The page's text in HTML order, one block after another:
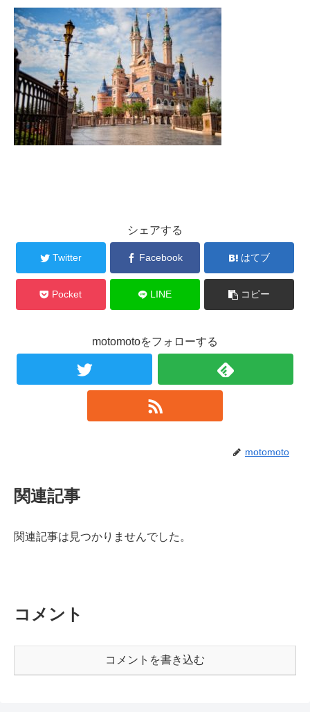
シェアする
Twitter Facebook はてブ
Pocket LINE コピー
motomotoをフォローする
motomoto
関連記事
関連記事は見つかりませんでした。
コメント
コメントを書き込む